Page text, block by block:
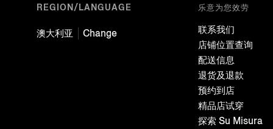
REGION/LANGUAGE
澳大利亚 Change
乐意为您效劳
联系我们
店铺位置查询
配送信息
退货及退款
预约到店
精品店试穿
探索 Su Misura